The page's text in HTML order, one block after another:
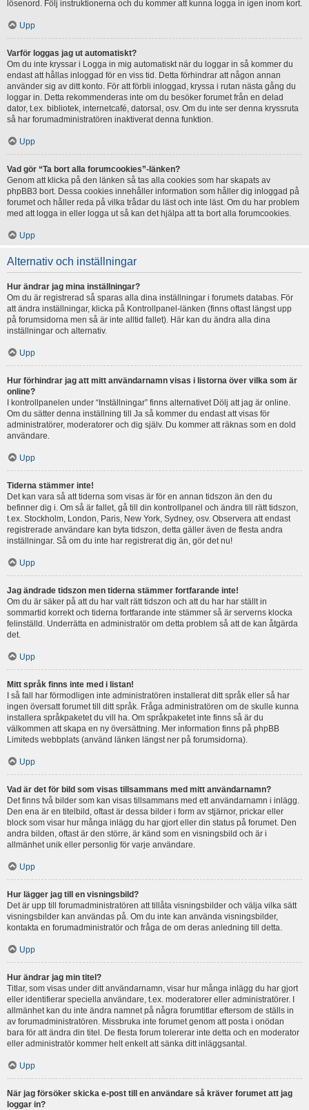
lösenord. Följ instruktionerna och du kommer att kunna logga in igen inom kort.
Upp
Varför loggas jag ut automatiskt?
Om du inte kryssar i Logga in mig automatiskt när du loggar in så kommer du
endast att hållas inloggad för en viss tid. Detta förhindrar att någon annan
använder sig av ditt konto. För att förbli inloggad, kryssa i rutan nästa gång du
loggar in. Detta rekommenderas inte om du besöker forumet från en delad
dator, t.ex. bibliotek, internetcafé, datorsal, osv. Om du inte ser denna kryssruta
så har forumadministratören inaktiverat denna funktion.
Upp
Vad gör “Ta bort alla forumcookies”-länken?
Genom att klicka på den länken så tas alla cookies som har skapats av
phpBB3 bort. Dessa cookies innehåller information som håller dig inloggad på
forumet och håller reda på vilka trådar du läst och inte läst. Om du har problem
med att logga in eller logga ut så kan det hjälpa att ta bort alla forumcookies.
Upp
Alternativ och inställningar
Hur ändrar jag mina inställningar?
Om du är registrerad så sparas alla dina inställningar i forumets databas. För
att ändra inställningar, klicka på Kontrollpanel-länken (finns oftast längst upp
på forumsidorna men så är inte alltid fallet). Här kan du ändra alla dina
inställningar och alternativ.
Upp
Hur förhindrar jag att mitt användarnamn visas i listorna över vilka som är
online?
I kontrollpanelen under “Inställningar” finns alternativet Dölj att jag är online.
Om du sätter denna inställning till Ja så kommer du endast att visas för
administratörer, moderatorer och dig själv. Du kommer att räknas som en dold
användare.
Upp
Tiderna stämmer inte!
Det kan vara så att tiderna som visas är för en annan tidszon än den du
befinner dig i. Om så är fallet, gå till din kontrollpanel och ändra till rätt tidszon,
t.ex. Stockholm, London, Paris, New York, Sydney, osv. Observera att endast
registrerade användare kan byta tidszon, detta gäller även de flesta andra
inställningar. Så om du inte har registrerat dig än, gör det nu!
Upp
Jag ändrade tidszon men tiderna stämmer fortfarande inte!
Om du är säker på att du har valt rätt tidszon och att du har har ställt in
sommartid korrekt och tiderna fortfarande inte stämmer så är serverns klocka
felinställd. Underrätta en administratör om detta problem så att de kan åtgärda
det.
Upp
Mitt språk finns inte med i listan!
I så fall har förmodligen inte administratören installerat ditt språk eller så har
ingen översatt forumet till ditt språk. Fråga administratören om de skulle kunna
installera språkpaketet du vill ha. Om språkpaketet inte finns så är du
välkommen att skapa en ny översättning. Mer information finns på phpBB
Limiteds webbplats (använd länken längst ner på forumsidorna).
Upp
Vad är det för bild som visas tillsammans med mitt användarnamn?
Det finns två bilder som kan visas tillsammans med ett användarnamn i inlägg.
Den ena är en titelbild, oftast är dessa bilder i form av stjärnor, prickar eller
block som visar hur många inlägg du har gjort eller din status på forumet. Den
andra bilden, oftast är den större, är känd som en visningsbild och är i
allmänhet unik eller personlig för varje användare.
Upp
Hur lägger jag till en visningsbild?
Det är upp till forumadministratören att tillåta visningsbilder och välja vilka sätt
visningsbilder kan användas på. Om du inte kan använda visningsbilder,
kontakta en forumadministratör och fråga de om deras anledning till detta.
Upp
Hur ändrar jag min titel?
Titlar, som visas under ditt användarnamn, visar hur många inlägg du har gjort
eller identifierar speciella användare, t.ex. moderatorer eller administratörer. I
allmänhet kan du inte ändra namnet på några forumtitlar eftersom de ställs in
av forumadministratören. Missbruka inte forumet genom att posta i onödan
bara för att ändra din titel. De flesta forum tolererar inte detta och en moderator
eller administratör kommer helt enkelt att sänka ditt inläggsantal.
Upp
När jag försöker skicka e-post till en användare så kräver forumet att jag
loggar in?